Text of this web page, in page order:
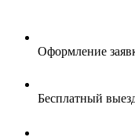
Оформление
Бесплатный